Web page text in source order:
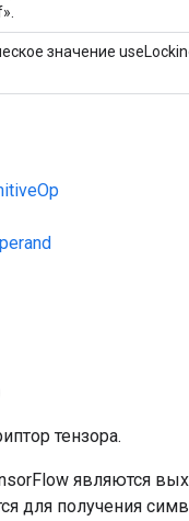
значение
тензора.
являются
для получения